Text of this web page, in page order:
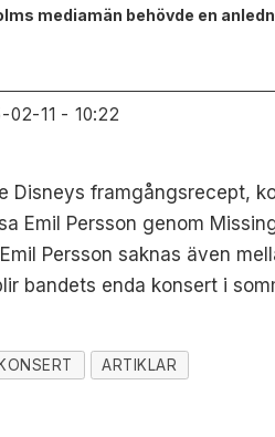
mediamän behövde en
02-11 - 10:22
Disneys framgångsrecept,
Emil Persson genom
Persson saknas även
bandets enda konsert i
ARTIKLAR